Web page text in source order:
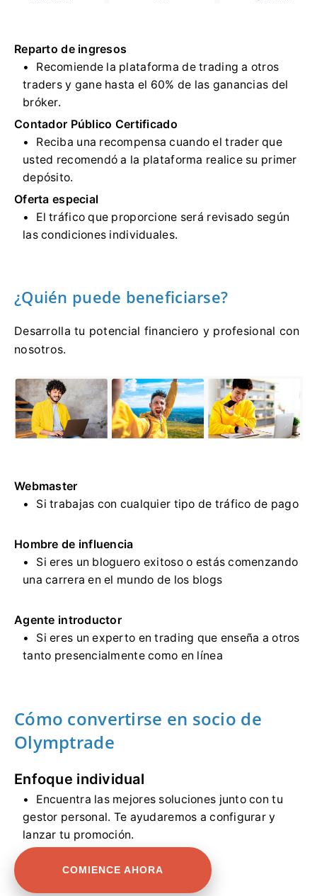
Reparto de ingresos
Recomiende la plataforma de trading a otros
traders y gane hasta el 60% de las ganancias del
bróker.
Contador Público Certificado
Reciba una recompensa cuando el trader que
usted recomendó a la plataforma realice su primer
depósito.
Oferta especial
El tráfico que proporcione será revisado según
las condiciones individuales.
¿Quién puede beneficiarse?
Desarrolla tu potencial financiero y profesional con
nosotros.
Webmaster
Si trabajas con cualquier tipo de tráfico de pago
Hombre de influencia
Si eres un bloguero exitoso o estás comenzando
una carrera en el mundo de los blogs
Agente introductor
Si eres un experto en trading que enseña a otros
tanto presencialmente como en línea
Cómo convertirse en socio de
Olymptrade
Enfoque individual
Encuentra las mejores soluciones junto con tu
gestor personal. Te ayudaremos a configurar y
lanzar tu promoción.
COMIENCE AHORA